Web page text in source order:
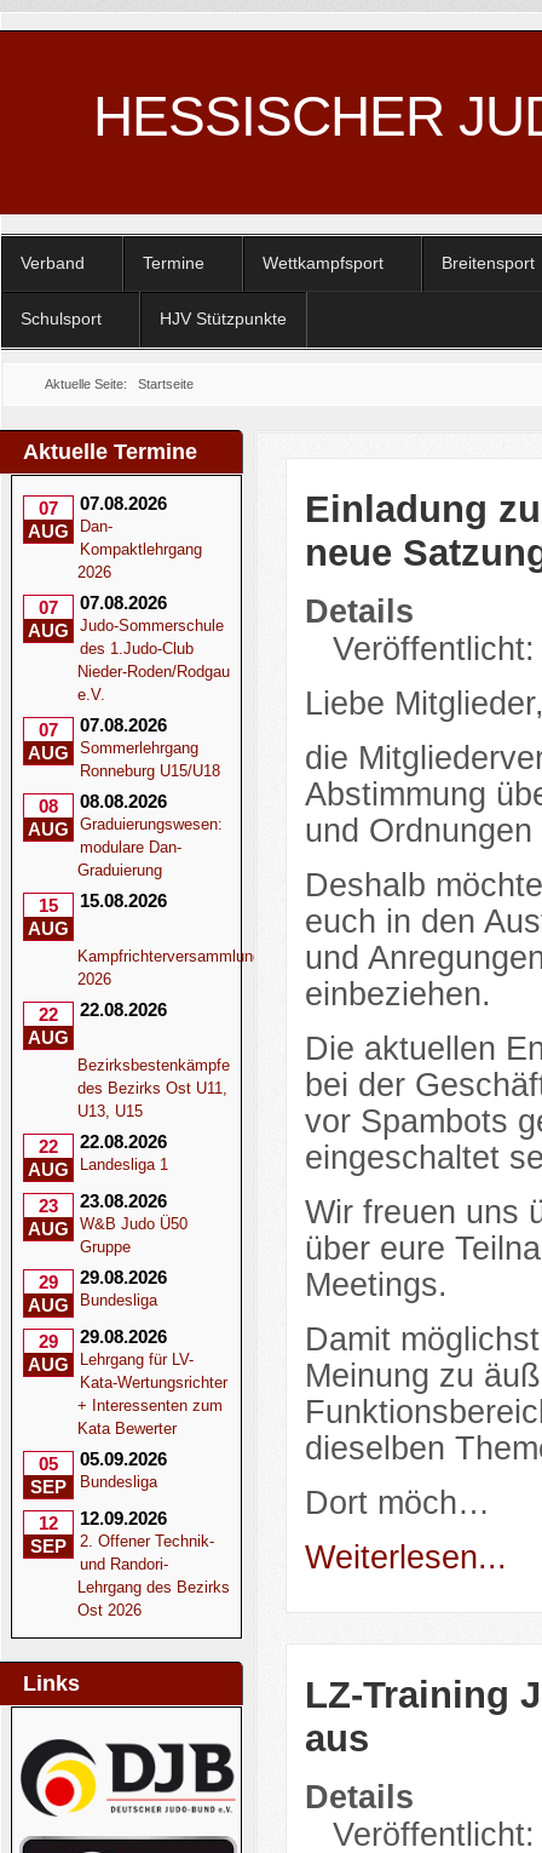
HESSISCHER
Verband Termine Wettkampfsport Breitensport
Schulsport HJV Stützpunkte
Aktuelle Seite: Startseite
Aktuelle Termine
07
AUG
07.08.2026
Dan-
Kompaktlehrgang
2026
07
AUG
07.08.2026
Judo-Sommerschule
des 1.Judo-Club
Nieder-Roden/Rodgau
e.V.
07
AUG
07.08.2026
Sommerlehrgang
Ronneburg U15/U18
08
AUG
08.08.2026
Graduierungswesen:
modulare Dan-
Graduierung
15
AUG
15.08.2026
Kampfrichterversammlung
2026
22
AUG
22.08.2026
Bezirksbestenkämpfe
des Bezirks Ost U11,
U13, U15
22
AUG
22.08.2026
Landesliga 1
23
AUG
23.08.2026
W&B Judo Ü50
Gruppe
29
AUG
29.08.2026
Bundesliga
29
AUG
29.08.2026
Lehrgang für LV-
Kata-Wertungsrichter
+ Interessenten zum
Kata Bewerter
05
SEP
05.09.2026
Bundesliga
12
SEP
12.09.2026
2. Offener Technik-
und Randori-
Lehrgang des Bezirks
Ost 2026
Links
Einladung
neue
Details
Liebe
die
Abstimmung
und
Deshalb
euch in den
und
einbeziehen.
Die aktuellen
bei der
vor Spambots
eingeschaltet
Wir freuen uns
über eure
Meetings.
Damit
Meinung zu
dieselben
Dort möch…
Weiterlesen...
LZ-Training
aus
Details